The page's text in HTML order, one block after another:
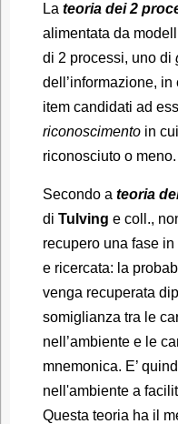
La teoria dei 2
alimentata da
di 2 processi, uno di
dell’informazione,
item candidati ad
riconoscimentoin cui
riconosciuto o meno.
Secondo a teoria
di Tulving e coll.,
recupero una fase
e ricercata: la
venga recuperata
somiglianza tra le
nell’ambiente e le
mnemonica. E’
nell'ambiente a
Questa teoria ha il